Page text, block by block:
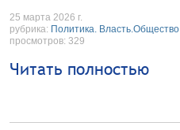
25 марта 2026 г.
рубрика: Политика. Власть.Общество
просмотров: 329
Читать полностью